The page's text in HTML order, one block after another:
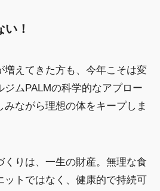
！
増えてきた方も、今年こそは変
ムPALMの科学的なアプロー
ながら理想の体をキープしま
くりは、一生の財産。無理な食
ットではなく、健康的で持続可